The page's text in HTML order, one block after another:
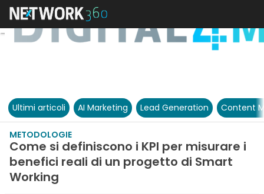
Ultimi articoli AI Marketing Lead Generation Content
METODOLOGIE
Come si definiscono i KPI per misurare i
benefici reali di un progetto di Smart
Working